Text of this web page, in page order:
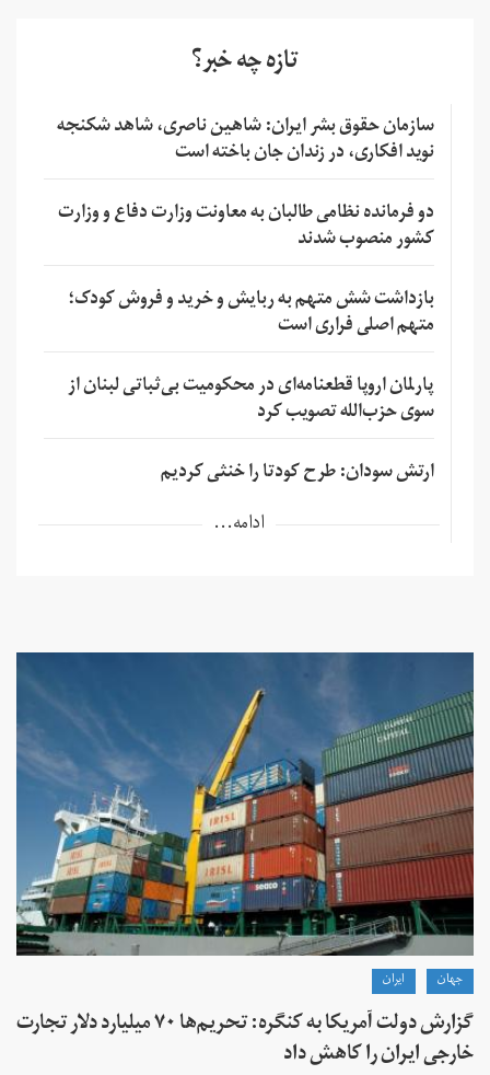
تازه چه خبر؟
سازمان حقوق بشر ایران: شاهین ناصری، شاهد شکنجه
نوید افکاری، در زندان جان باخته است
دو فرمانده نظامی طالبان به معاونت وزارت دفاع و وزارت
کشور منصوب شدند
بازداشت شش متهم به ربایش و خرید و فروش کودک؛
متهم اصلی فراری است
پارلمان اروپا قطعنامه‌ای در محکومیت بی‌ثباتی لبنان از
سوی حزب‌الله تصویب کرد
ارتش سودان: طرح کودتا را خنثی کردیم
ادامه...
جهان ايران
گزارش دولت آمریکا به کنگره: تحریم‌ها ۷۰ میلیارد دلار تجارت
خارجی ایران را کاهش داد